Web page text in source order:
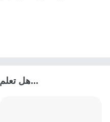
هل تعلم؟ مؤخراً، أصبح الجميع يتابعون...